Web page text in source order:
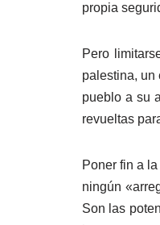
propia
Pero
palestina, un
pueblo a su
revueltas
Poner fin a
ningún
Son las